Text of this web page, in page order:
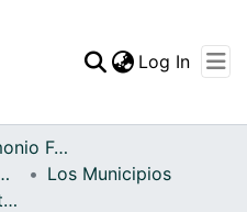
Statistics
Log In
Archivo del Patrimonio Fotográfico y Fílmico del Valle del Cauca
y Fílmico del Valle del Cauca
Los Municipios
APFFVC - Edificios - Patrimonial